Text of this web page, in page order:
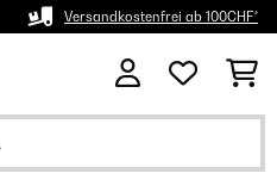
Versandkostenfrei ab 100CHF*